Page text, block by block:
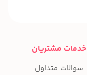
خدمات مشتریان
سوالات متداول